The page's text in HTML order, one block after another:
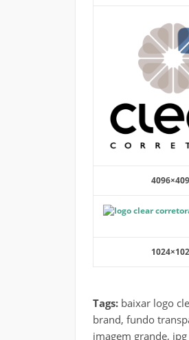
Tags: baixar logo
brand, fundo
imagem grande,